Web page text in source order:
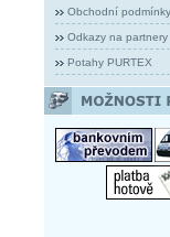
Obchodní podmínky
Odkazy na partnery
Potahy PURTEX